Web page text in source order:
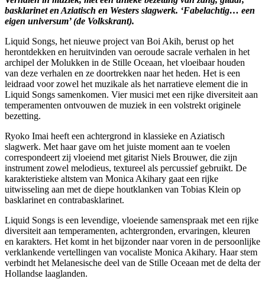
basklarinet en Aziatisch en Westers slagwerk. ‘Fabelachtig… een
eigen universum’ (de Volkskrant).
Liquid Songs, het nieuwe project van Boi Akih, berust op het
herontdekken en heruitvinden van oeroude sacrale verhalen in het
archipel der Molukken in de Stille Oceaan, het vloeibaar houden
van deze verhalen en ze doortrekken naar het heden. Het is een
leidraad voor zowel het muzikale als het narratieve element die in
Liquid Songs samenkomen. Vier musici met een rijke diversiteit aan
temperamenten ontvouwen de muziek in een volstrekt originele
bezetting.
Ryoko Imai heeft een achtergrond in klassieke en Aziatisch
slagwerk. Met haar gave om het juiste moment aan te voelen
correspondeert zij vloeiend met gitarist Niels Brouwer, die zijn
instrument zowel melodieus, textureel als percussief gebruikt. De
karakteristieke altstem van Monica Akihary gaat een rijke
uitwisseling aan met de diepe houtklanken van Tobias Klein op
basklarinet en contrabasklarinet.
Liquid Songs is een levendige, vloeiende samenspraak met een rijke
diversiteit aan temperamenten, achtergronden, ervaringen, kleuren
en karakters. Het komt in het bijzonder naar voren in de persoonlijke
verklankende vertellingen van vocaliste Monica Akihary. Haar stem
verbindt het Melanesische deel van de Stille Oceaan met de delta der
Hollandse laaglanden.